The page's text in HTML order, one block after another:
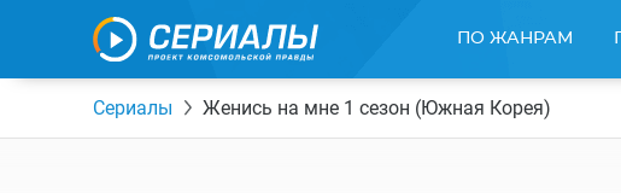
ПО ЖАНРАМ
Сериалы Женись на мне 1 сезон (Южная Корея)